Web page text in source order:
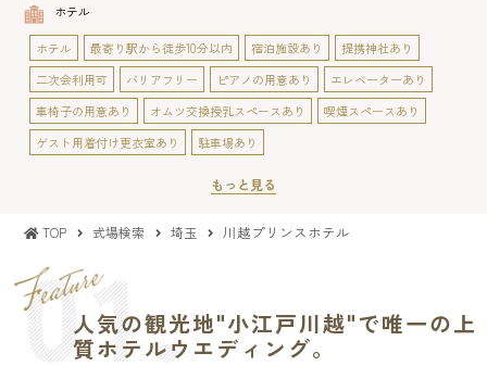
ホテル
ホテル 最寄り駅から徒歩10分以内 宿泊施設あり
提携神社あり
二次会利用可
バリアフリー ピアノの用意あり
エレベーターあり
車椅子の用意あり
オムツ交換授乳スペースあり
喫煙スペースあり
ゲスト用着付け更衣室あり
駐車場あり
もっと見る
TOP 式場検索 埼玉 川越プリンスホテル
人気の観光地"小江戸川越"で唯一の上
質ホテルウエディング。